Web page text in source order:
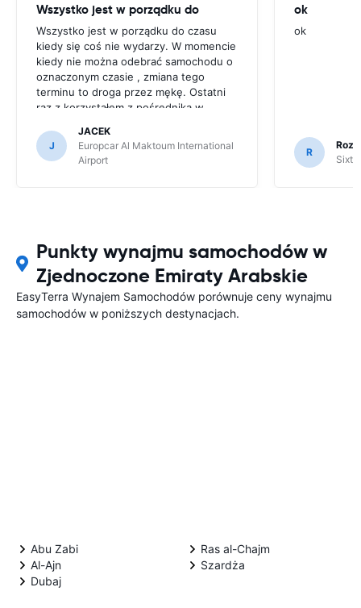
Wszystko jest w porządku do
Wszystko jest w porządku do czasu
kiedy się coś nie wydarzy. W momencie
kiedy nie można odebrać samochodu o
oznaczonym czasie , zmiana tego
terminu to droga przez mękę. Ostatni
raz z korzystałem z pośrednika w
J
JACEK
Europcar Al Maktoum International
Airport
ok
ok
R
Sixt
Punkty wynajmu samochodów w
Zjednoczone Emiraty Arabskie
EasyTerra Wynajem Samochodów porównuje ceny wynajmu
samochodów w poniższych destynacjach.
Abu Zabi
Al-Ajn
Dubaj
Ras al-Chajm
Szardża